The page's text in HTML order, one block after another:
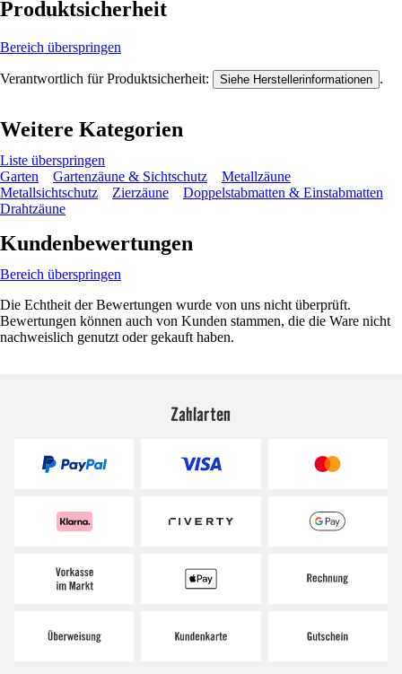
Produktsicherheit
Bereich überspringen
Verantwortlich für Produktsicherheit: Siehe Herstellerinformationen .
Weitere Kategorien
Liste überspringen
Garten
Gartenzäune & Sichtschutz
Metallzäune
Metallsichtschutz
Zierzäune
Doppelstabmatten & Einstabmatten
Drahtzäune
Kundenbewertungen
Bereich überspringen
Die Echtheit der Bewertungen wurde von uns nicht überprüft.
Bewertungen können auch von Kunden stammen, die die Ware nicht
nachweislich genutzt oder gekauft haben.
Zahlarten